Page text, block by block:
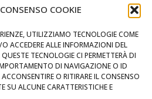
COOKIE
UTILIZZIAMO TECNOLOGIE COME
ACCEDERE ALLE INFORMAZIONI DEL
TECNOLOGIE CI PERMETTERÀ DI
DI NAVIGAZIONE O ID
O RITIRARE IL CONSENSO
SU ALCUNE CARATTERISTICHE E